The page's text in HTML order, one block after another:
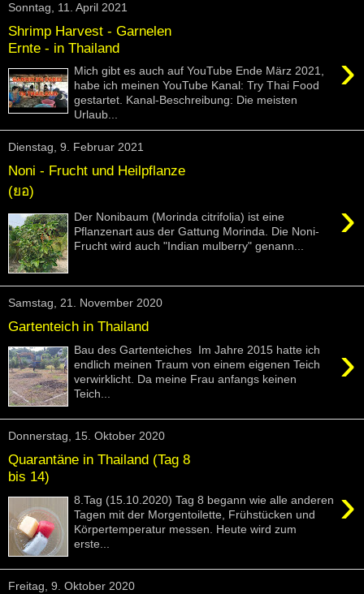
Sonntag, 11. April 2021
Shrimp Harvest - Garnelen
Ernte - in Thailand
›
Mich gibt es auch auf YouTube Ende März 2021,
habe ich meinen YouTube Kanal: Try Thai Food
gestartet. Kanal-Beschreibung: Die meisten
Urlaub...
Dienstag, 9. Februar 2021
Noni - Frucht und Heilpflanze
(ยอ)
›
Der Nonibaum (Morinda citrifolia) ist eine
Pflanzenart aus der Gattung Morinda. Die Noni-
Frucht wird auch "Indian mulberry" genann...
Samstag, 21. November 2020
Gartenteich in Thailand
›
Bau des Gartenteiches Im Jahre 2015 hatte ich
endlich meinen Traum von einem eigenen Teich
verwirklicht. Da meine Frau anfangs keinen
Teich...
Donnerstag, 15. Oktober 2020
Quarantäne in Thailand (Tag 8
bis 14)
›
8.Tag (15.10.2020) Tag 8 begann wie alle anderen
Tagen mit der Morgentoilette, Frühstücken und
Körpertemperatur messen. Heute wird zum
erste...
Freitag, 9. Oktober 2020